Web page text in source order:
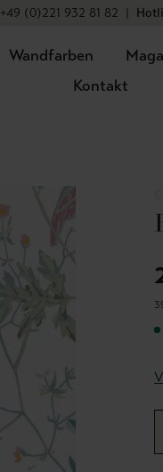
+49 (0)221 932 81 82 |
Wandfarben
Kontakt